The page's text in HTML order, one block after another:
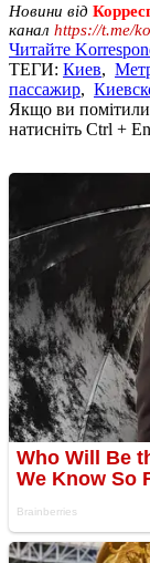
Новини від
канал https://t.me/
Читайте
ТЕГИ: Киев,
пассажир,
Якщо ви помітили
натисніть Ctrl +